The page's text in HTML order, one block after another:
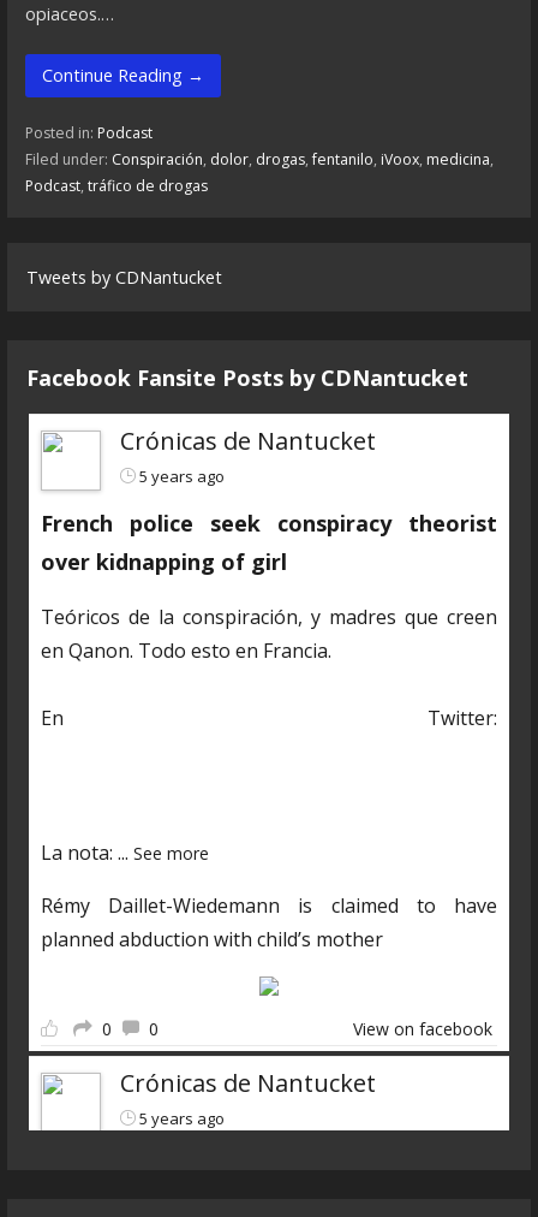
opiaceos.…
Continue Reading →
Posted in: Podcast
Filed under: Conspiración, dolor, drogas,fentanilo, iVoox, medicina,
Podcast, tráfico de drogas
Tweets by CDNantucket
Facebook Fansite Posts by ‎CDNantucket
Crónicas de Nantucket
5 years ago
French police seek conspiracy theorist
over kidnapping of girl
Teóricos de la conspiración, y madres que creen
en Qanon. Todo esto en Francia.
En Twitter:
La nota: ... See more
Rémy Daillet-Wiedemann is claimed to have
planned abduction with child’s mother
0 0 View on facebook
Crónicas de Nantucket
5 years ago